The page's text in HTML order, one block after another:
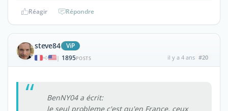
Réagir Répondre
steve84 ViP
| 1895POSTS il y a 4 ans #20
BenNY04 a écrit:
le seul probleme c'est qu'en France, ceux